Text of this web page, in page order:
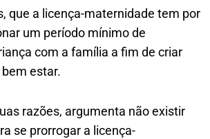
que a licença-maternidade tem por
um período mínimo de
com a família a fim de criar
bem estar.
razões, argumenta não existir
se prorrogar a licença-